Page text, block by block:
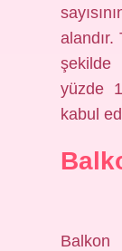
alandır.
şekilde
yüzde
kabul
Balkon